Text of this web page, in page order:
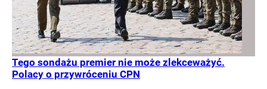
Tego sondażu premier nie może zlekceważyć.
Polacy o przywróceniu CPN